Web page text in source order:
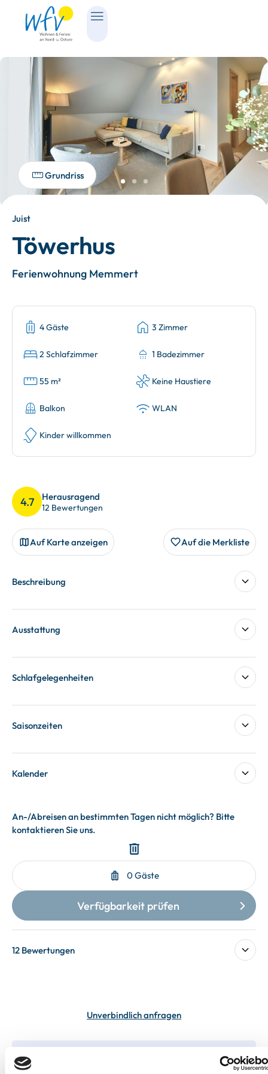
Grundriss
Juist
Töwerhus
Ferienwohnung Memmert
4 Gäste 3 Zimmer
2 Schlafzimmer 1 Badezimmer
55 m² Keine Haustiere
Balkon WLAN
Kinder willkommen
4.7 Herausragend
12 Bewertungen
Auf Karte anzeigen Auf die Merkliste
Beschreibung
Ausstattung
Schlafgelegenheiten
Saisonzeiten
Kalender
12 Bewertungen
Unverbindlich anfragen
In deiner Buchung inbegriffen